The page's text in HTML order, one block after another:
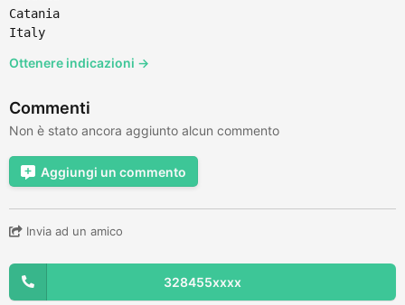
Catania
Italy
Ottenere indicazioni →
Commenti
Non è stato ancora aggiunto alcun commento
Aggiungi un commento
Invia ad un amico
328455xxxx